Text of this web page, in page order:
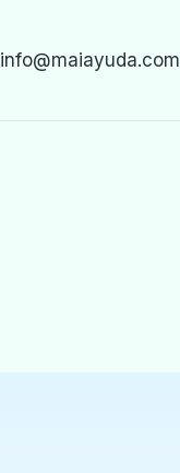
info@maiayuda.com